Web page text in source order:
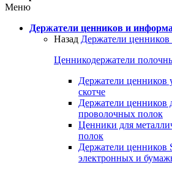
Меню
Держатели ценников и
Назад Держатели
Ценникодержатели
Держатели ценников
скотче
Держатели ценников
проволочных полок
Ценники для
полок
Держатели ценников
электронных и